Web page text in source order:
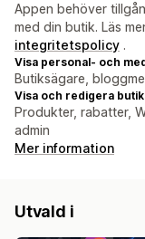
Appen behöver
med din butik. Läs
integritetspolicy .
Visa personal- och
Butiksägare,
Visa och redigera
Produkter, rabatter,
admin
Mer information
Utvald i